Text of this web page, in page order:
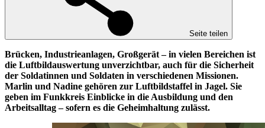
Seite teilen
Brücken, Industrieanlagen, Großgerät – in vielen Bereichen ist
die Luftbildauswertung unverzichtbar, auch für die Sicherheit
der Soldatinnen und Soldaten in verschiedenen Missionen.
Marlin und Nadine gehören zur Luftbildstaffel in Jagel. Sie
geben im Funkkreis Einblicke in die Ausbildung und den
Arbeitsalltag – sofern es die Geheimhaltung zulässt.